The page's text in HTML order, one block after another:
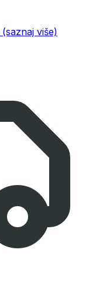
(saznaj više)